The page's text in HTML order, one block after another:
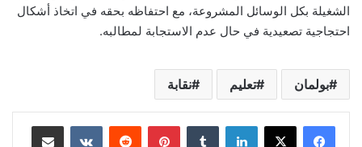
الشغيلة بكل الوسائل المشروعة، مع احتفاظه بحقه في اتخاذ أشكال
احتجاجية تصعيدية في حال عدم الاستجابة لمطالبه.
بولمان تعليم نقابة
لينكدإن بينتيريست مشاركة عبر البريد